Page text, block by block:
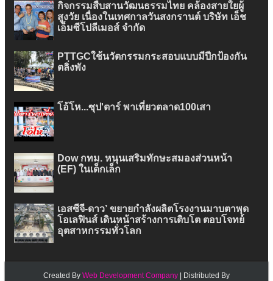
กิจกรรมสืบสานวัฒนธรรมไทย คล้องสายใยผู้
สูงวัย เนื่องในเทศกาลวันสงกรานต์ บริษัท เอ็ช
เอ็มซีโปลีเมอส์ จำกัด
PTTGCใช้นวัตกรรมกระสอบแบบมีปีกป้องกัน
ตลิ่งพัง
โอ้โห...ซุป'ตาร์ พาเที่ยวตลาด100เสา
Dow กทม. หนุนเสริมทักษะสมองส่วนหน้า
(EF) ในเด็กเล็ก
เอสซีจี-ดาว’ ขยายกำลังผลิตโรงงานมาบตาพุด
โอเลฟินส์ เดินหน้าสร้างการเติบโต ตอบโจทย์
อุตสาหกรรมทั่วโลก
Created By Web Development Company | Distributed By